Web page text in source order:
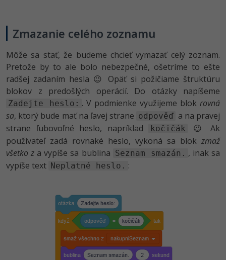
Zmazanie celého zoznamu
Môže sa stať, že budeme chcieť vymazať celý zoznam.
Pretože by to ale bolo nebezpečné, ošetríme to ešte
radšej zadaním hesla 😉 Opäť si požičiame štruktúru
blokov z predošlých operácií. Do otázky napíšeme
Zadejte heslo: . V podmienke využijeme blok rovná
sa, ktorý bude mať na ľavej strane odpověď a na pravej
strane ľubovoľné heslo, napríklad
kočičák
😉 Ak
používateľ zadá rovnaké heslo, vykoná sa blok zmaž
všetko z a vypíše sa bublina Seznam smazán. , inak sa
vypíše text Neplatné heslo. :